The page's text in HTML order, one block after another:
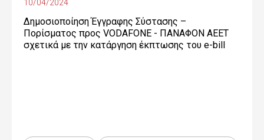
10/04/2024
Δημοσιοποίηση Έγγραφης Σύστασης –
Πορίσματος προς VODAFONE - ΠΑΝΑΦΟΝ ΑΕΕΤ
σχετικά με την κατάργηση έκπτωσης του e-bill